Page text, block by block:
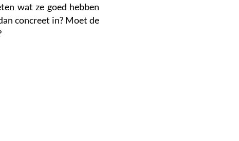
wat ze goed hebben
concreet in? Moet de